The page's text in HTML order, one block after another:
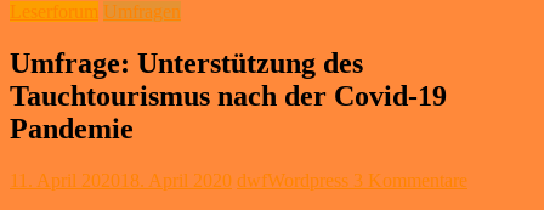
Leserforum Umfragen
Umfrage: Unterstützung des
Tauchtourismus nach der Covid-19
Pandemie
11. April 202018. April 2020 dwfWordpress 3 Kommentare